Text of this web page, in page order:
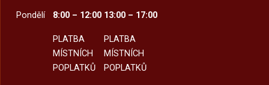
Pondělí 8:00 – 12:00
PLATBA
MÍSTNÍCH
POPLATKŮ
13:00 – 17:00
PLATBA
MÍSTNÍCH
POPLATKŮ